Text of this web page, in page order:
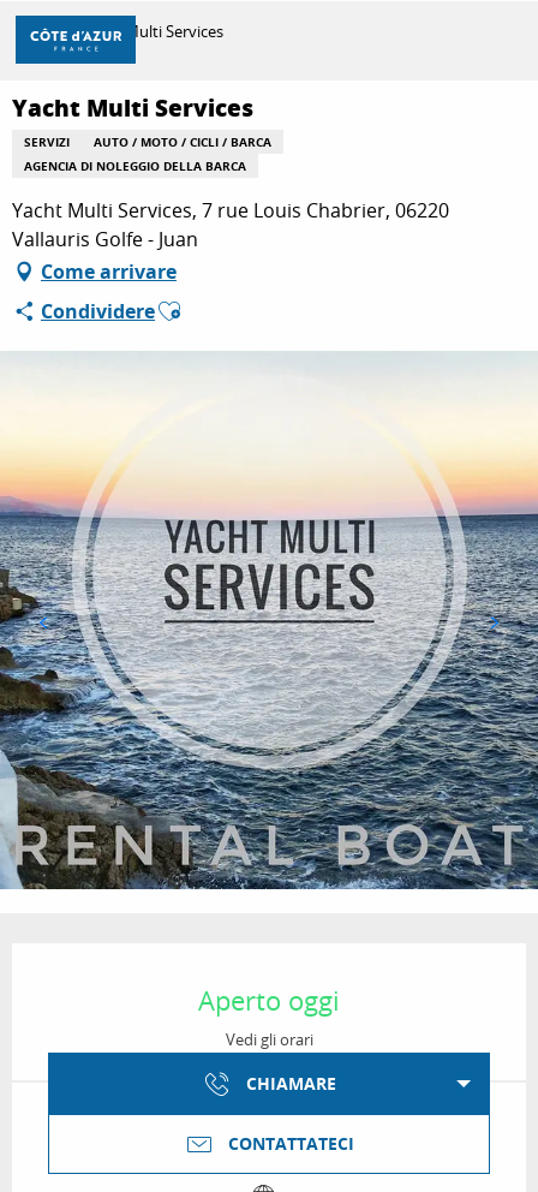
Aller
contenu
principal
SCOPRIRE
PER FARE
SOGGIORNO
Casa Yacht Multi Services
Yacht Multi Services
SERVIZI
AUTO / MOTO / CICLI / BARCA
AGENCIA DI NOLEGGIO DELLA BARCA
Yacht Multi Services, 7 rue Louis Chabrier, 06220
Vallauris Golfe - Juan
Come arrivare
CondividereAjouter aux favoris
Aperto oggi
Vedi gli orari
CHIAMARE
CONTATTATECI